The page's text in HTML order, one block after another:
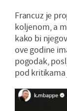
Francuz je
koljenom, a
kako bi
ove godine
pogodak,
pod kritikama